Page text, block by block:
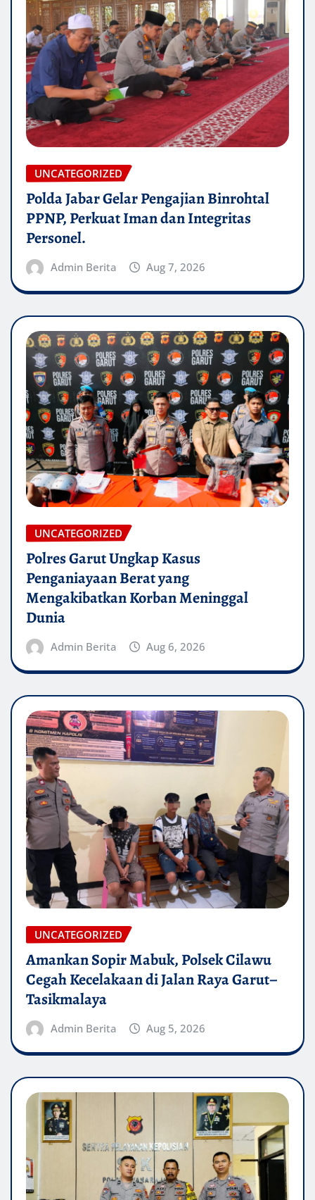
UNCATEGORIZED
Polda Jabar Gelar Pengajian Binrohtal
PPNP, Perkuat Iman dan Integritas
Personel.
Admin Berita Aug 7, 2026
UNCATEGORIZED
Polres Garut Ungkap Kasus
Penganiayaan Berat yang
Mengakibatkan Korban Meninggal
Dunia
Admin Berita Aug 6, 2026
UNCATEGORIZED
Amankan Sopir Mabuk, Polsek Cilawu
Cegah Kecelakaan di Jalan Raya Garut–
Tasikmalaya
Admin Berita Aug 5, 2026